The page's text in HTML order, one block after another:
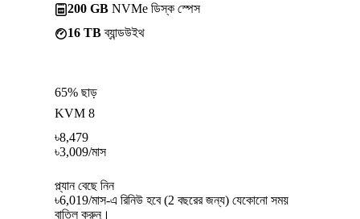
200 GB NVMe ডিস্ক স্পেস
16 TBব্যান্ডউইথ
65% ছাড়
KVM 8
৳8,479
৳3,009/মাস
প্ল্যান বেছে নিন
৳6,019/মাস-এ রিনিউ হবে (2 বছরের জন্য) যেকোনো সময়
বাতিল করুন।